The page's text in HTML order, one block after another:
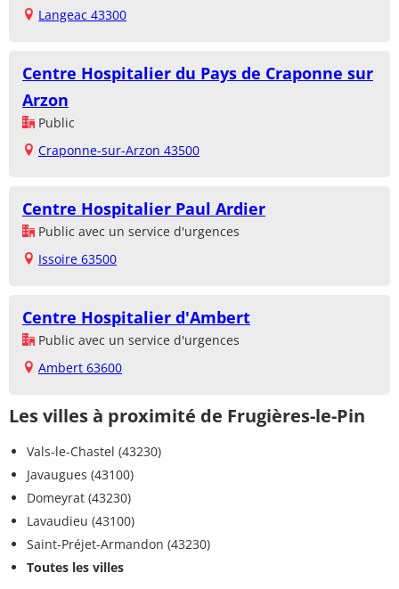
Langeac 43300
Centre Hospitalier du Pays de Craponne sur
Arzon
Public
Craponne-sur-Arzon 43500
Centre Hospitalier Paul Ardier
Public avec un service d'urgences
Issoire 63500
Centre Hospitalier d'Ambert
Public avec un service d'urgences
Ambert 63600
Les villes à proximité de Frugières-le-Pin
Vals-le-Chastel (43230)
Javaugues (43100)
Domeyrat (43230)
Lavaudieu (43100)
Saint-Préjet-Armandon (43230)
Toutes les villes